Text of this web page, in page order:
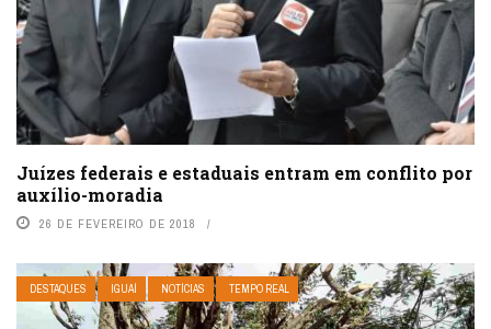
Juízes federais e estaduais entram em conflito por
auxílio-moradia
26 DE FEVEREIRO DE 2018
DESTAQUES IGUAÍ NOTÍCIAS TEMPO REAL